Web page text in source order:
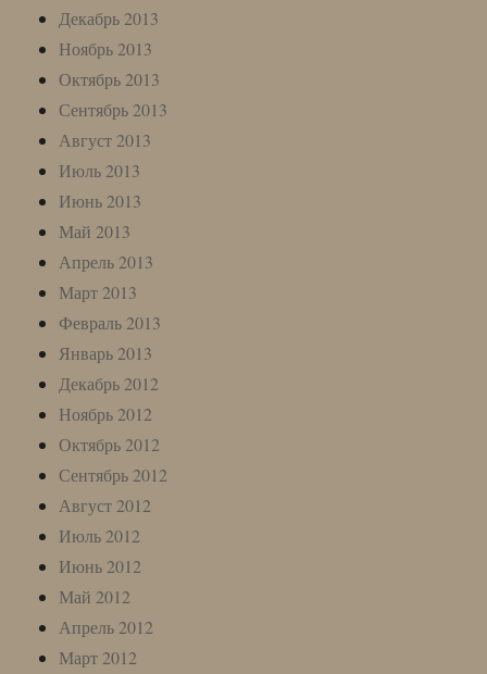
Декабрь 2013
Ноябрь 2013
Октябрь 2013
Сентябрь 2013
Август 2013
Июль 2013
Июнь 2013
Май 2013
Апрель 2013
Март 2013
Февраль 2013
Январь 2013
Декабрь 2012
Ноябрь 2012
Октябрь 2012
Сентябрь 2012
Август 2012
Июль 2012
Июнь 2012
Май 2012
Апрель 2012
Март 2012